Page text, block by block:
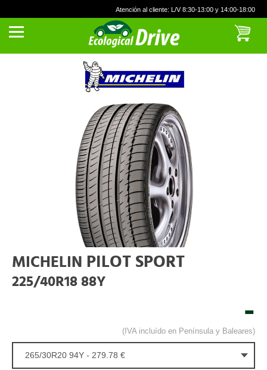
MICHELIN PILOT SPORT
225/40R18 88Y
-
(IVA incluído en Península y Baleares)
265/30R20 94Y - 279.78 €
Atención al cliente: L/V 8:30-13:00 y 14:00-18:00